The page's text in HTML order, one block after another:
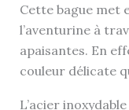
Cette bague met
l’aventurine à
apaisantes. En
couleur délicate
L’acier